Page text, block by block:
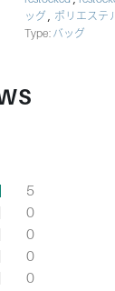
ッグ, ポリエステ
Type: バッグ
5
0
0
0
0